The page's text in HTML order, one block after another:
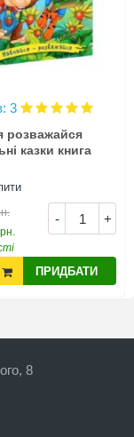
3
розважайся
казки книга
- +
ПРИДБАТИ
8